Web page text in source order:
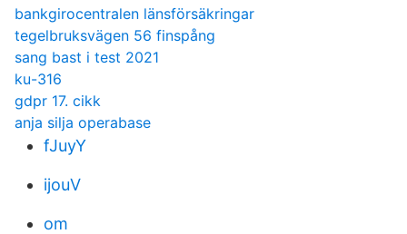
bankgirocentralen länsförsäkringar
tegelbruksvägen 56 finspång
sang bast i test 2021
ku-316
gdpr 17. cikk
anja silja operabase
fJuyY
ijouV
om